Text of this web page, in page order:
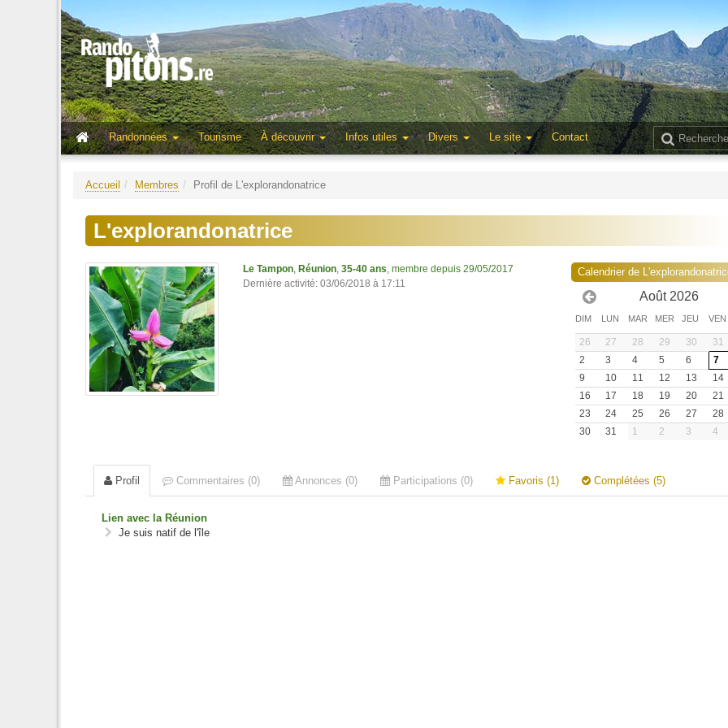
Randonnées
Tourisme À découvrir Infos utiles Divers Le site Contact
Accueil Membres Profil de L'explorandonatrice
L'explorandonatrice
Le Tampon Réunion 35-40 ans , membre depuis 29/05/2017
Dernière activité: 03/06/2018 à 17:11
Calendrier de
Août 2026
DIM LUN MAR MER JEU VEN
26 27 28 29 30 31
2
3 4 5 6 7
9
10 11 12 13 14
16
17 18 19 20 21
23
24 25 26 27 28
30
31 1 2 3 4
Profil Commentaires (0) Annonces (0) Participations (0) Favoris (1) Complétées (5)
Lien avec la Réunion
Je suis natif de l'île